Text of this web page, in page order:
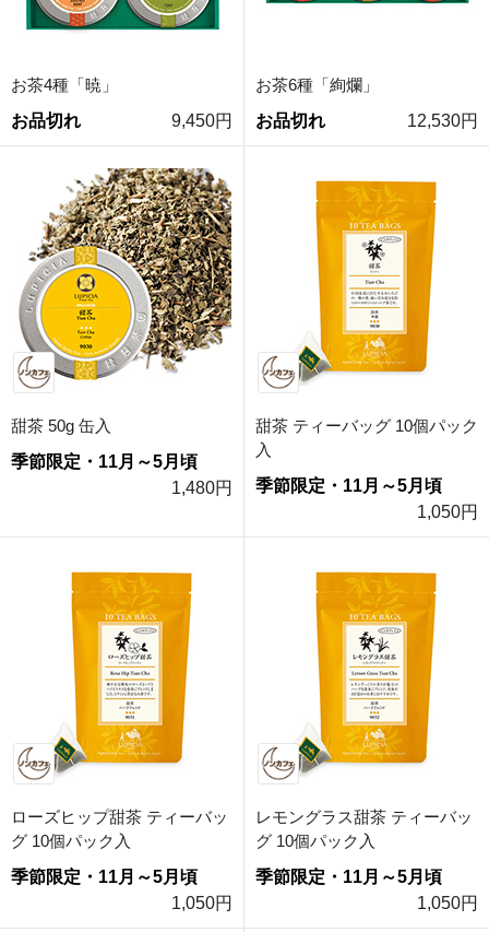
お茶4種「暁」
お品切れ
9,450円
お茶6種「絢爛」
お品切れ
12,530円
甜茶 50g 缶入
季節限定・11月～5月頃
1,480円
甜茶 ティーバッグ 10個パック
入
季節限定・11月～5月頃
1,050円
ローズヒップ甜茶 ティーバッ
グ 10個パック入
季節限定・11月～5月頃
1,050円
レモングラス甜茶 ティーバッ
グ 10個パック入
季節限定・11月～5月頃
1,050円